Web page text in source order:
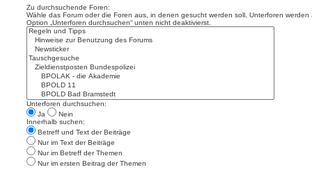
Zu durchsuchende Foren:
Wähle das Forum oder die Foren aus, in denen gesucht werden soll. Unterforen
Option „Unterforen durchsuchen“ unten nicht deaktivierst.
Unterforen durchsuchen:
Ja
Nein
Innerhalb suchen:
Betreff und Text der Beiträge
Nur im Text der Beiträge
Nur im Betreff der Themen
Nur im ersten Beitrag der Themen